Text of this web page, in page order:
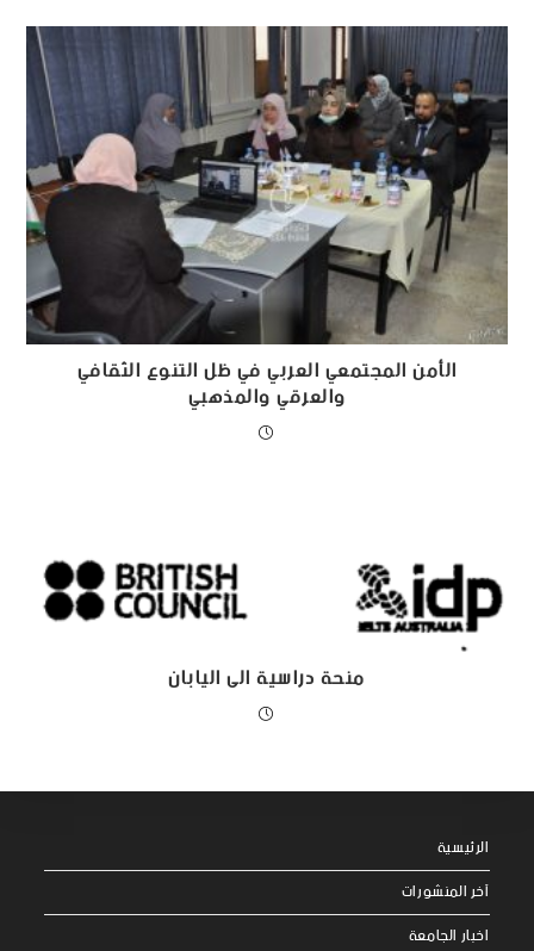
الأمن المجتمعي العربي في ظل التنوع الثقافي
والعرقي والمذهبي
منحة دراسية الى اليابان
الرئيسية
آخر المنشورات
اخبار الجامعة